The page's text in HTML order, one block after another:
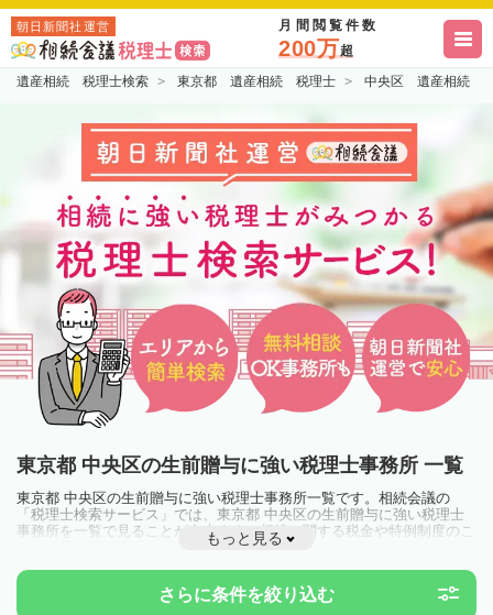
朝日新聞社運営 月間閲覧件数
200万超
遺産相続 税理士検索 東京都 遺産相続 税理士 中央区 遺産相続
東京都 中央区の生前贈与に強い税理士事務所 一覧
東京都 中央区の生前贈与に強い税理士事務所一覧です。相続会議の
「税理士検索サービス」では、東京都 中央区の生前贈与に強い税理士
事務所を一覧で見ることが出来ます。相続に関する税金や特例制度のこ
とは一度近隣の税理士に相談してみましょう。
もっと見る
さらに条件を絞り込む